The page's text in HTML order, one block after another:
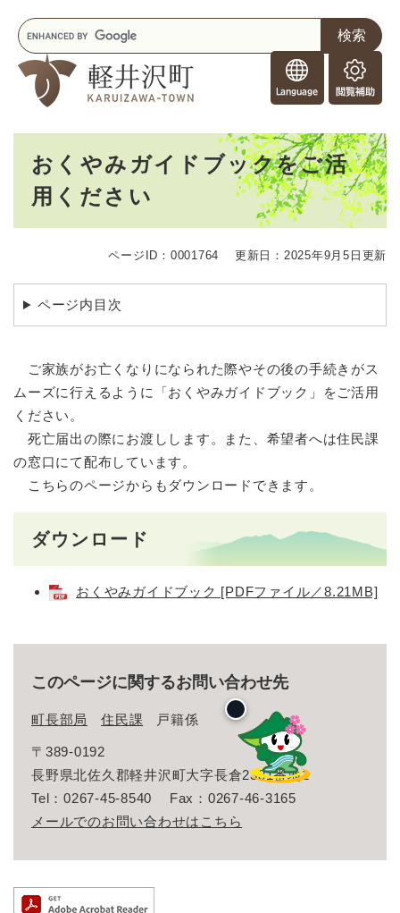
o
r
e
i
g
n
s
閲
覧
助
キ
ー
ワ
おくやみガイドブックをご活
用ください
ページID：0001764 更新日：2025年9月5日更新
ページ内目次
ご家族がお亡くなりになられた際やその後の手続きがス
ムーズに行えるように「おくやみガイドブック」をご活用
ください。
死亡届出の際にお渡しします。また、希望者へは住民課
の窓口にて配布しています。
こちらのページからもダウンロードできます。
ダウンロード
おくやみガイドブック [PDFファイル／8.21MB]
このページに関するお問い合わせ先
町長部局 住民課 戸籍係
〒389-0192
長野県北佐久郡軽井沢町大字長倉2381番地1
Tel：0267-45-8540
Fax：0267-46-3165
メールでのお問い合わせはこちら